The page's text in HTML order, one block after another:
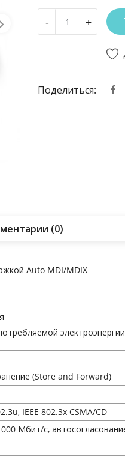
- +
Поделиться:
(0)
Auto MDI/MDIX
электроэнергии
(Store and Forward)
IEEE 802.3x CSMA/CD
Мбит/с,